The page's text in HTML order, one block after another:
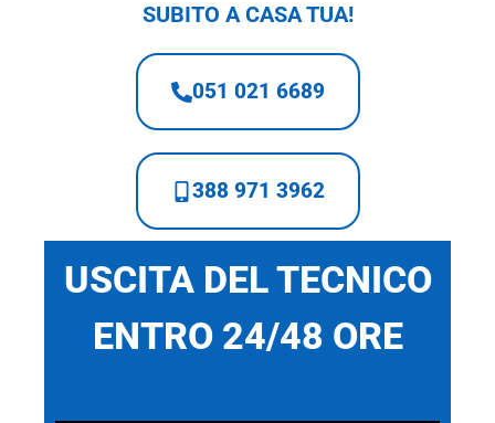
SUBITO A CASA TUA!
051 021 6689
388 971 3962
USCITA DEL TECNICO
ENTRO 24/48 ORE